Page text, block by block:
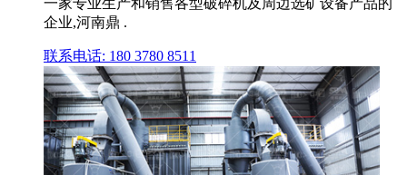
企业,河南鼎 .
联系电话: 180 3780 8511